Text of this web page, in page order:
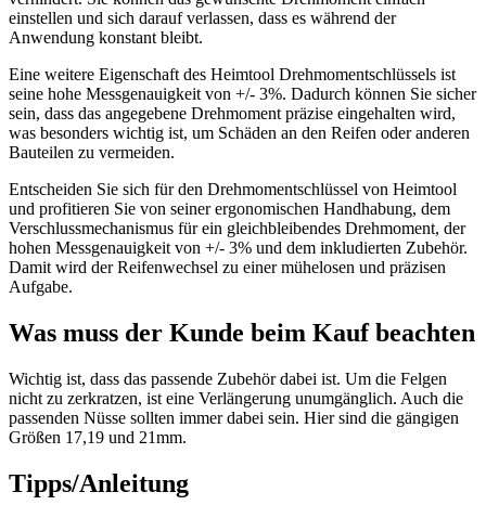
einstellen und sich darauf verlassen, dass es während der
Anwendung konstant bleibt.
Eine weitere Eigenschaft des Heimtool Drehmomentschlüssels ist
seine hohe Messgenauigkeit von +/- 3%. Dadurch können Sie sicher
sein, dass das angegebene Drehmoment präzise eingehalten wird,
was besonders wichtig ist, um Schäden an den Reifen oder anderen
Bauteilen zu vermeiden.
Entscheiden Sie sich für den Drehmomentschlüssel von Heimtool
und profitieren Sie von seiner ergonomischen Handhabung, dem
Verschlussmechanismus für ein gleichbleibendes Drehmoment, der
hohen Messgenauigkeit von +/- 3% und dem inkludierten Zubehör.
Damit wird der Reifenwechsel zu einer mühelosen und präzisen
Aufgabe.
Was muss der Kunde beim Kauf beachten
Wichtig ist, dass das passende Zubehör dabei ist. Um die Felgen
nicht zu zerkratzen, ist eine Verlängerung unumgänglich. Auch die
passenden Nüsse sollten immer dabei sein. Hier sind die gängigen
Größen 17,19 und 21mm.
Tipps/Anleitung